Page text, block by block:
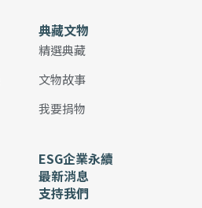
典藏文物
精選典藏
文物故事
我要捐物
ESG企業永續
最新消息
支持我們